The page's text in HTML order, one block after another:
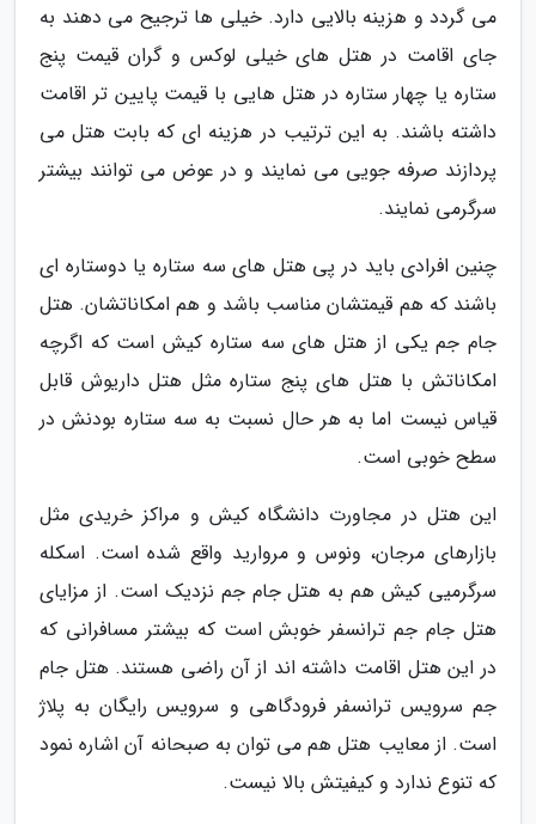
می گردد و هزینه بالایی دارد. خیلی ها ترجیح می دهند به
جای اقامت در هتل های خیلی لوکس و گران قیمت پنج
ستاره یا چهار ستاره در هتل هایی با قیمت پایین تر اقامت
داشته باشند. به این ترتیب در هزینه ای که بابت هتل می
پردازند صرفه جویی می نمایند و در عوض می توانند بیشتر
سرگرمی نمایند.
چنین افرادی باید در پی هتل های سه ستاره یا دوستاره ای
باشند که هم قیمتشان مناسب باشد و هم امکاناتشان. هتل
جام جم یکی از هتل های سه ستاره کیش است که اگرچه
امکاناتش با هتل های پنج ستاره مثل هتل داریوش قابل
قیاس نیست اما به هر حال نسبت به سه ستاره بودنش در
سطح خوبی است.
این هتل در مجاورت دانشگاه کیش و مراکز خریدی مثل
بازارهای مرجان، ونوس و مروارید واقع شده است. اسکله
سرگرمیی کیش هم به هتل جام جم نزدیک است. از مزایای
هتل جام جم ترانسفر خوبش است که بیشتر مسافرانی که
در این هتل اقامت داشته اند از آن راضی هستند. هتل جام
جم سرویس ترانسفر فرودگاهی و سرویس رایگان به پلاژ
است. از معایب هتل هم می توان به صبحانه آن اشاره نمود
که تنوع ندارد و کیفیتش بالا نیست.